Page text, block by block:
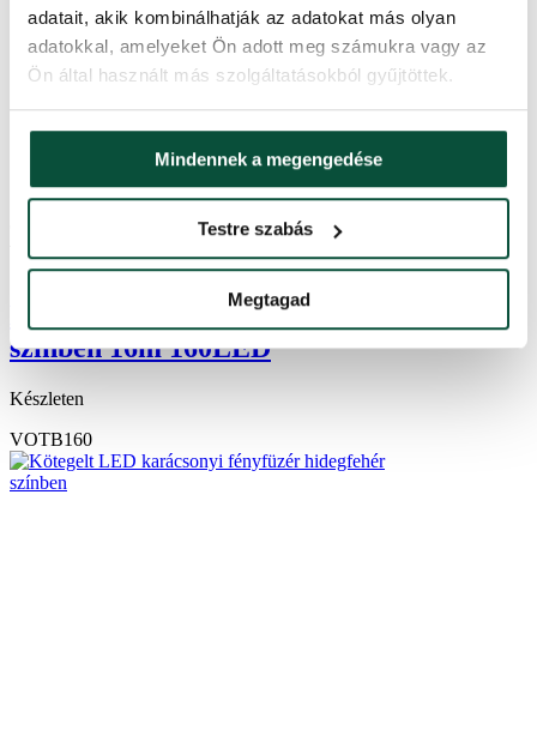
adatait, akik kombinálhatják az adatokat más olyan
adatokkal, amelyeket Ön adott meg számukra vagy az
Ön által használt más szolgáltatásokból gyűjtöttek.
Mindennek a megengedése
Testre szabás
Megtagad
7,900Ft
Karácsonyi LED fényfüzér melegfehér
színben 16m 160LED
Készleten
VOTB160